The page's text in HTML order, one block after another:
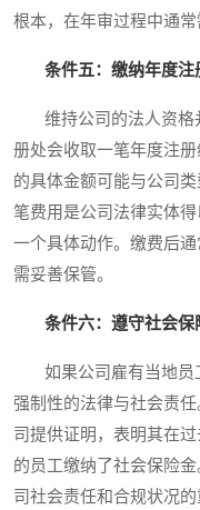
根本，在年审过程中通常
条件五：缴纳年度注
维持公司的法人资格
册处会收取一笔年度注
的具体金额可能与公司
笔费用是公司法律实体
一个具体动作。缴费后
需妥善保管。
条件六：遵守社会保
如果公司雇有当地员
强制性的法律与社会责
司提供证明，表明其在
的员工缴纳了社会保险
司社会责任和合规状况的